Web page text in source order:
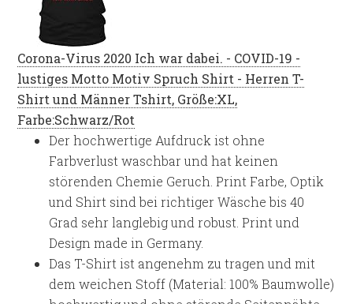
Corona-Virus 2020 Ich war dabei. - COVID-19 -
lustiges Motto Motiv Spruch Shirt - Herren T-
Shirt und Männer Tshirt, Größe:XL,
Farbe:Schwarz/Rot
Der hochwertige Aufdruck ist ohne
Farbverlust waschbar und hat keinen
störenden Chemie Geruch. Print Farbe, Optik
und Shirt sind bei richtiger Wäsche bis 40
Grad sehr langlebig und robust. Print und
Design made in Germany.
Das T-Shirt ist angenehm zu tragen und mit
dem weichen Stoff (Material: 100% Baumwolle)